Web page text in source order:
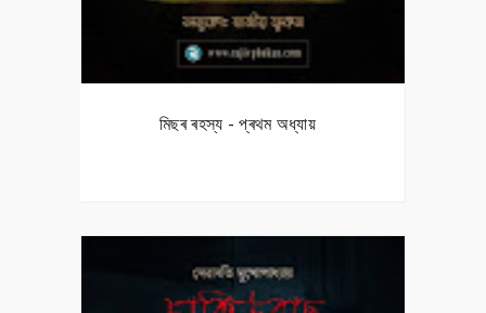
মিছৰ ৰহস্য - প্ৰথম অধ্যায়